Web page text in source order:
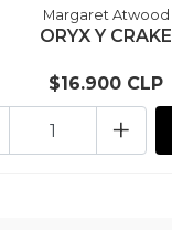
Margaret Atwood
ORYX Y CRAKE
$16.900 CLP
+